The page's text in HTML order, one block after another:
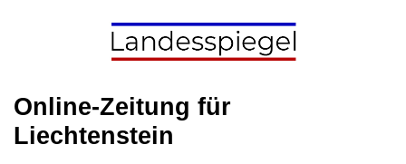
Online-Zeitung für
Liechtenstein